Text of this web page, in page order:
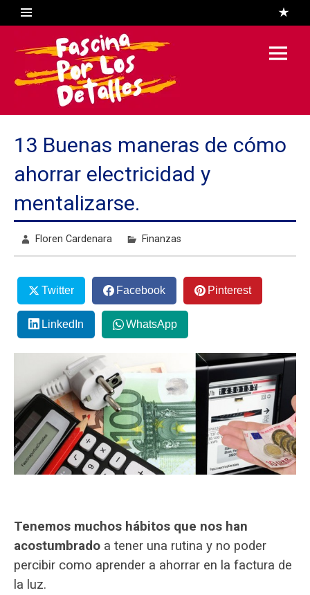
content
Fascina
13 Buenas maneras de cómo
ahorrar electricidad y
mentalizarse.
Floren Cardenara Finanzas
Twitter Facebook Pinterest
LinkedIn WhatsApp
Tenemos muchos hábitos que nos han
acostumbrado a tener una rutina y no poder
percibir como aprender a ahorrar en la factura de
la luz.